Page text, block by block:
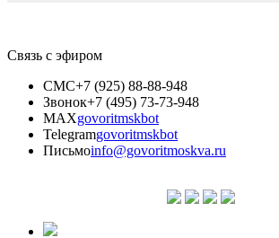
Связь с эфиром
СМС+7 (925) 88-88-948
Звонок+7 (495) 73-73-948
MAXgovoritmskbot
Telegramgovoritmskbot
Письмоinfo@govoritmoskva.ru